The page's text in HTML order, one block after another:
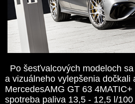
Po šesťvalcových modeloch
a vizuálneho vylepšenia dočkali
MercedesAMG GT 63
spotreba paliva 13,5 - 12,5 l/